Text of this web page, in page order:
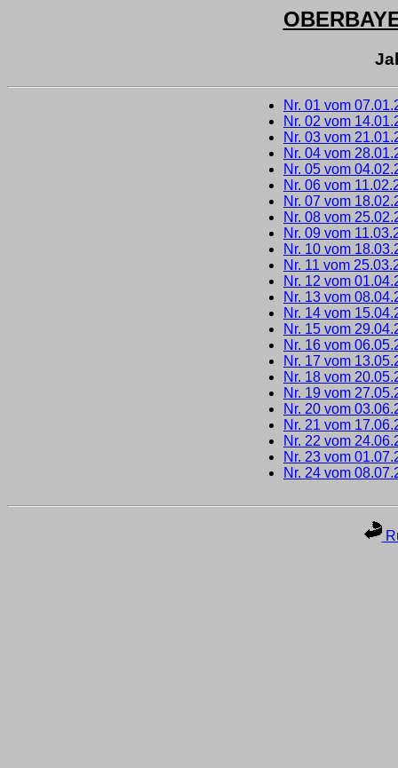
Nr. 01 vom
Nr. 02 vom
Nr. 03 vom
Nr. 04 vom
Nr. 05 vom
Nr. 06 vom
Nr. 07 vom
Nr. 08 vom
Nr. 09 vom
Nr. 10 vom
Nr. 11 vom
Nr. 12 vom
Nr. 13 vom
Nr. 14 vom
Nr. 15 vom
Nr. 16 vom
Nr. 17 vom
Nr. 18 vom
Nr. 19 vom
Nr. 20 vom
Nr. 21 vom
Nr. 22 vom
Nr. 23 vom
Nr. 24 vom